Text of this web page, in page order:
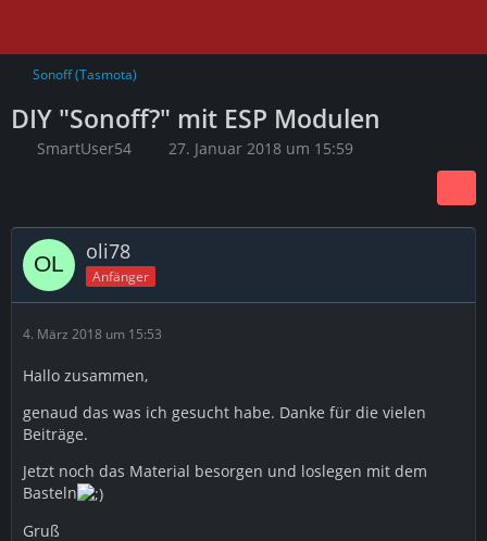
Sonoff (Tasmota)
DIY "Sonoff?" mit ESP Modulen
SmartUser54 27. Januar 2018 um 15:59
oli78
Anfänger
4. März 2018 um 15:53
Hallo zusammen,
genaud das was ich gesucht habe. Danke für die vielen
Beiträge.
Jetzt noch das Material besorgen und loslegen mit dem
Basteln
Gruß